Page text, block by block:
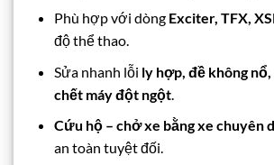
Phù hợp với dòng Exciter, TFX,
độ thể thao.
Sửa nhanh lỗi ly hợp, đề không
chết máy đột ngột.
Cứu hộ – chở xe bằng xe chuyên
an toàn tuyệt đối.